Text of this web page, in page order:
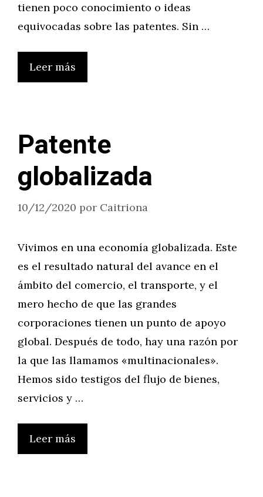
tienen poco conocimiento o ideas
equivocadas sobre las patentes. Sin …
Leer más
Patente
globalizada
10/12/2020 por Caitriona
Vivimos en una economía globalizada. Este
es el resultado natural del avance en el
ámbito del comercio, el transporte, y el
mero hecho de que las grandes
corporaciones tienen un punto de apoyo
global. Después de todo, hay una razón por
la que las llamamos «multinacionales».
Hemos sido testigos del flujo de bienes,
servicios y …
Leer más